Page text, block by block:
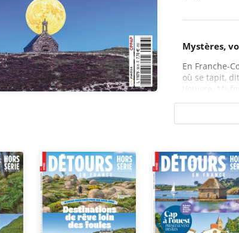
Mystères,
En Franche-
où se tapit,
Vouivre. Mi-